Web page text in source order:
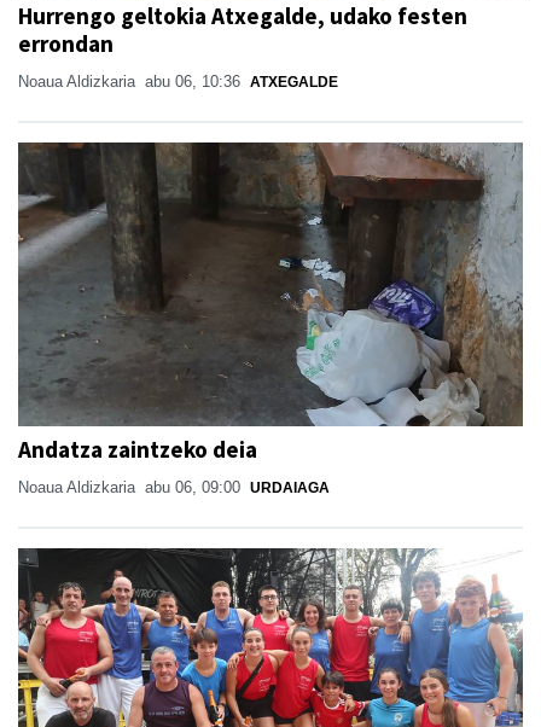
Hurrengo geltokia Atxegalde, udako festen
errondan
Noaua Aldizkaria abu 06, 10:36 ATXEGALDE
Andatza zaintzeko deia
Noaua Aldizkaria abu 06, 09:00 URDAIAGA